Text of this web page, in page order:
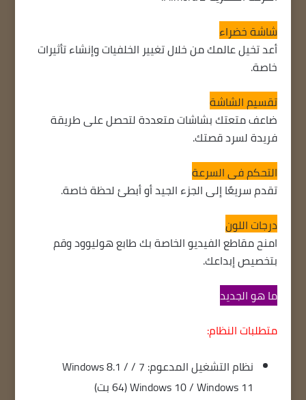
شاشة خضراء
أعد تخيل عالمك من خلال تغيير الخلفيات وإنشاء تأثيرات
خاصة.
تقسيم الشاشة
ضاعف متعتك بشاشات متعددة لتحصل على طريقة
فريدة لسرد قصتك.
التحكم في السرعة
تقدم سريعًا إلى الجزء الجيد أو أبطئ لحظة خاصة.
درجات اللون
امنح مقاطع الفيديو الخاصة بك طابع هوليوود وقم
بتخصيص إبداعك.
ما هو الجديد
متطلبات النظام:
نظام التشغيل المدعوم: 7 / Windows 8.1 /
Windows 10 / Windows 11 (64 بت)